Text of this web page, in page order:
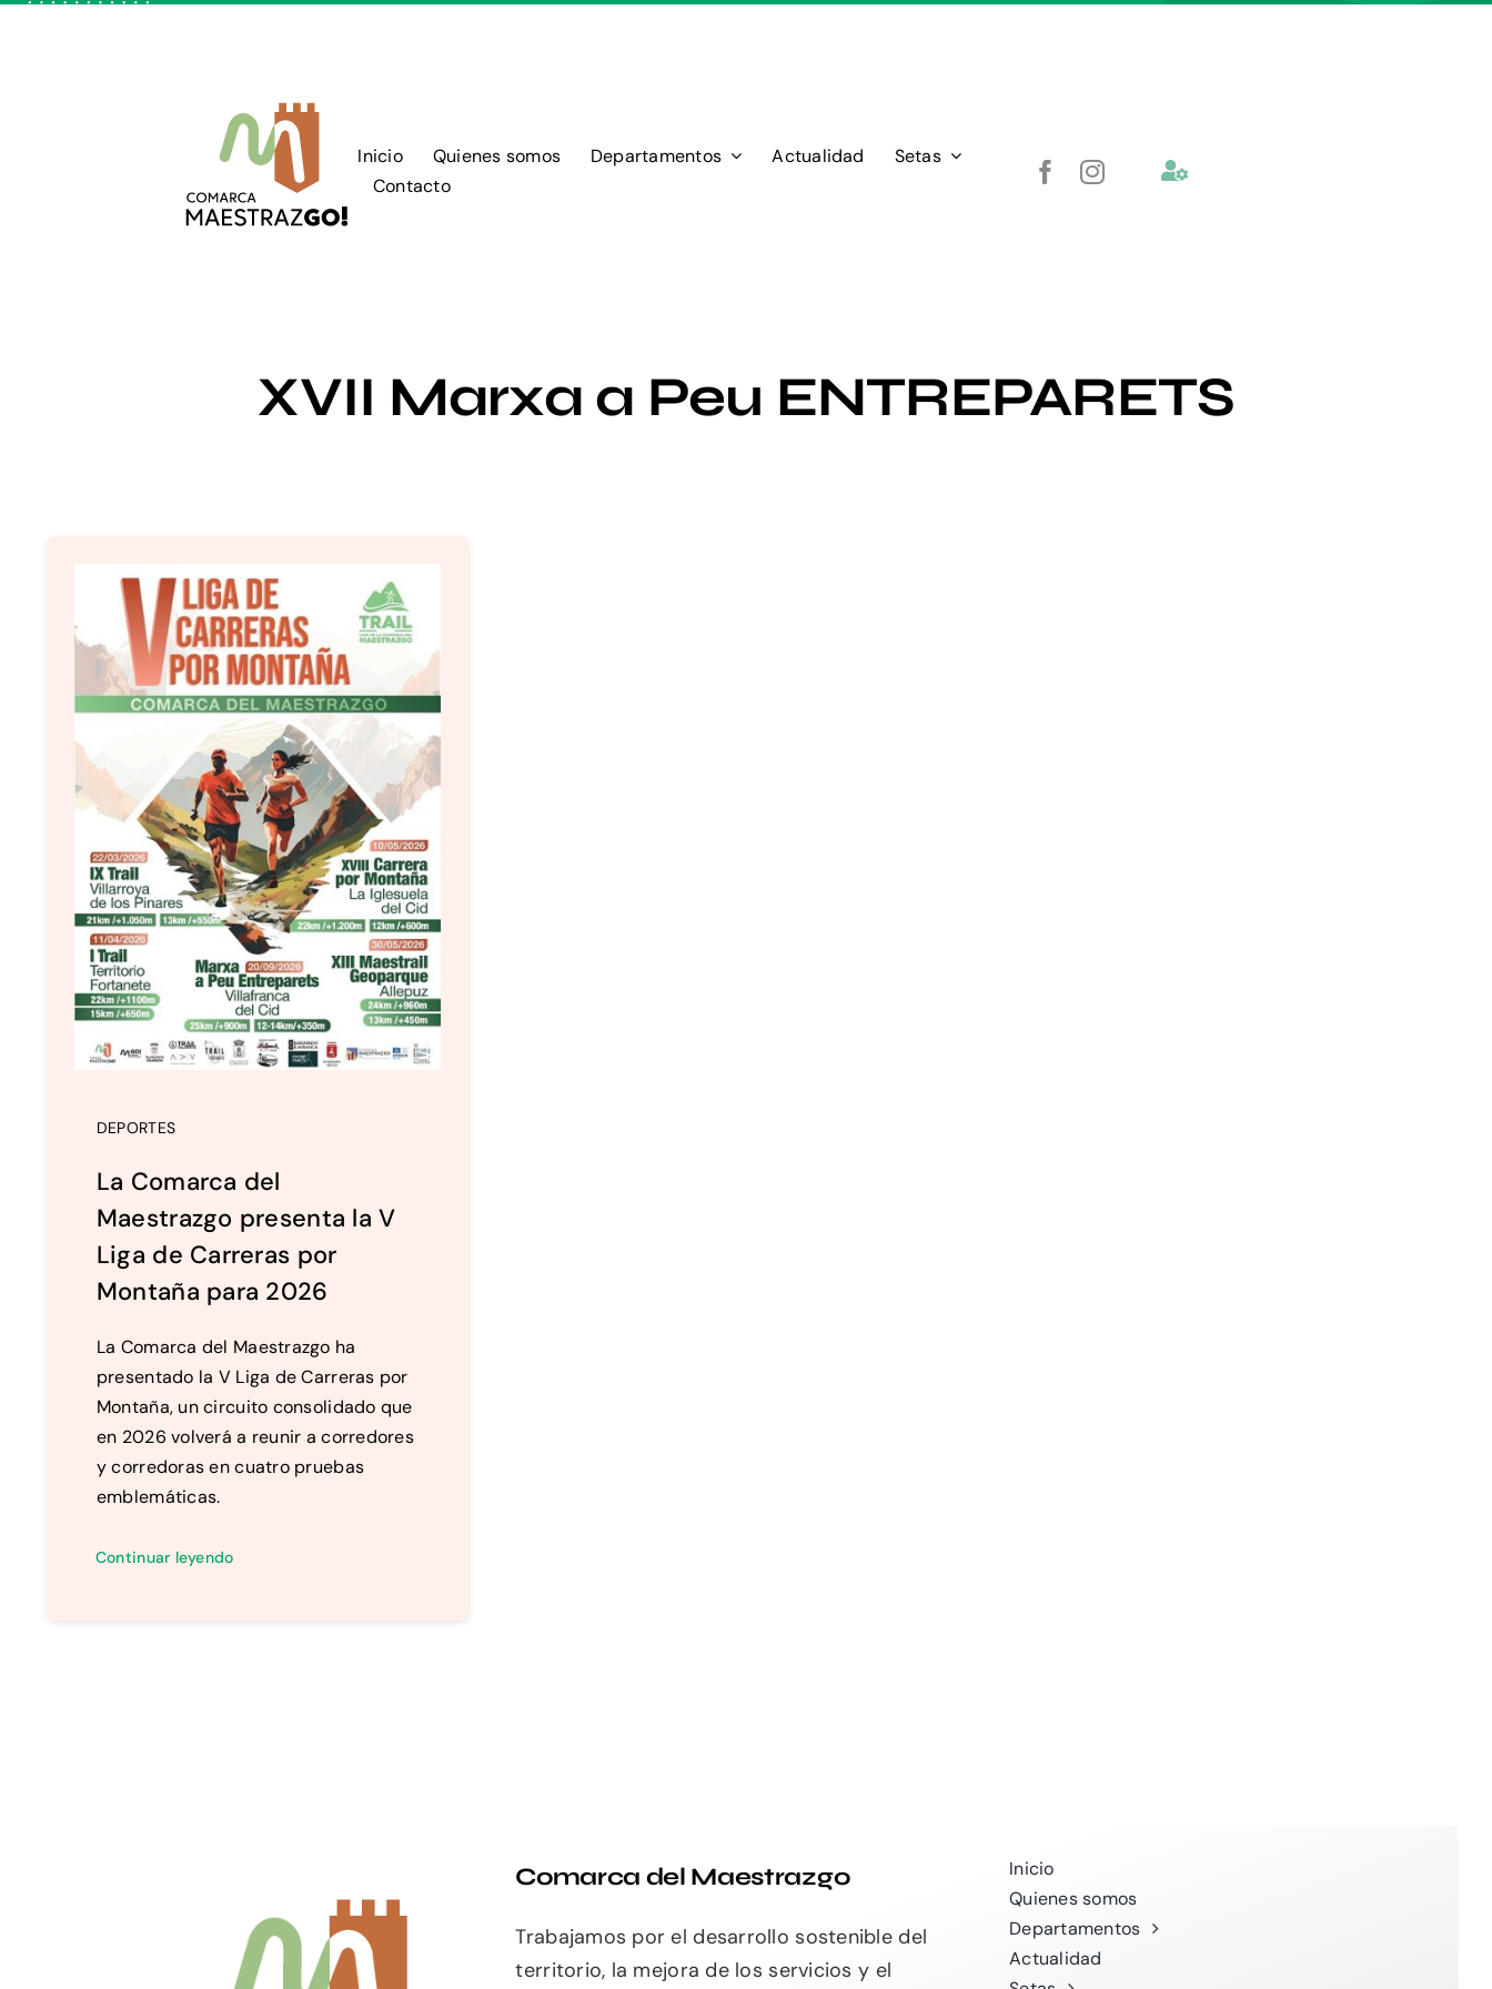
Inicio Quienes somos Departamentos Actualidad
Setas
Contacto
XVII Marxa a Peu ENTREPARETS
DEPORTES
La Comarca del
Maestrazgo presenta la V
Liga de Carreras por
Montaña para 2026
La Comarca del Maestrazgo ha
presentado la V Liga de Carreras por
Montaña, un circuito consolidado que
en 2026 volverá a reunir a corredores
y corredoras en cuatro pruebas
emblemáticas.
Continuar leyendo
Comarca del Maestrazgo
Trabajamos por el desarrollo sostenible del
territorio, la mejora de los servicios y el
Inicio
Quienes somos
Departamentos
Actualidad